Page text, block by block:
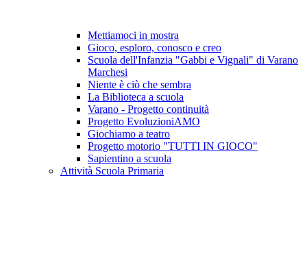
Mettiamoci in mostra
Gioco, esploro, conosco e creo
Scuola dell'Infanzia "Gabbi e Vignali" di Varano
Marchesi
Niente è ciò che sembra
La Biblioteca a scuola
Varano - Progetto continuità
Progetto EvoluzioniAMO
Giochiamo a teatro
Progetto motorio "TUTTI IN GIOCO"
Sapientino a scuola
Attività Scuola Primaria